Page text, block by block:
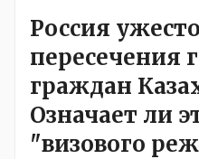
Россия
пересечения
граждан
Означает ли
"визового